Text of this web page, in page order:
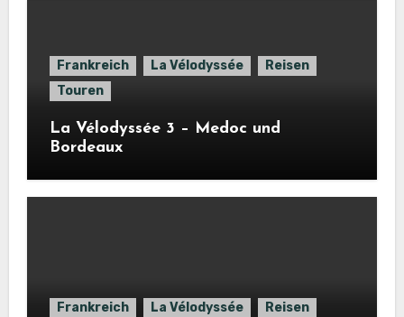
Frankreich La Vélodyssée
Reisen
Touren
La Vélodyssée 3 – Medoc und
Bordeaux
Frankreich La Vélodyssée Reisen